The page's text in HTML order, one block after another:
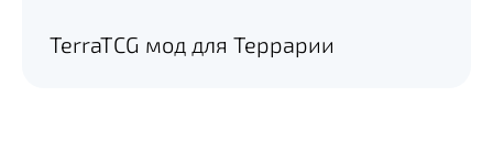
TerraTCG мод для Террарии